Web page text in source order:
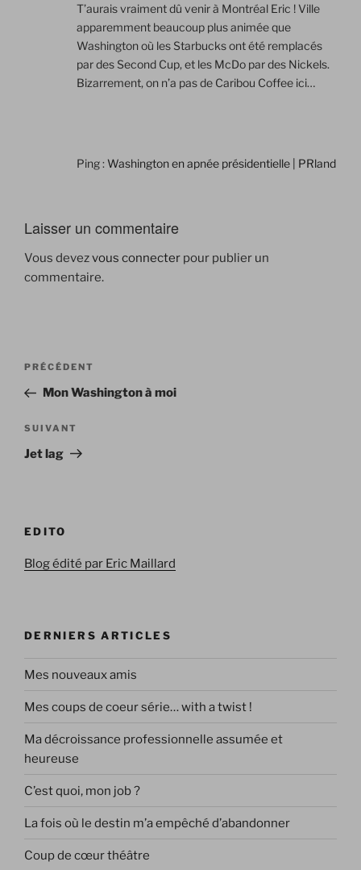
T’aurais vraiment dû venir à Montréal Eric ! Ville
apparemment beaucoup plus animée que
Washington où les Starbucks ont été remplacés
par des Second Cup, et les McDo par des Nickels.
Bizarrement, on n’a pas de Caribou Coffee ici…
Ping : Washington en apnée présidentielle | PRland
Laisser un commentaire
Vous devezvous connecter pour publier un
commentaire.
Navigation
l’article
Article
précédent
PRÉCÉDENT
Mon Washington à moi
Article
suivant
SUIVANT
Jet lag
EDITO
Blog édité par Eric Maillard
DERNIERS ARTICLES
Mes nouveaux amis
Mes coups de coeur série… with a twist !
Ma décroissance professionnelle assumée et
heureuse
C’est quoi, mon job ?
La fois où le destin m’a empêché d’abandonner
Coup de cœur théâtre